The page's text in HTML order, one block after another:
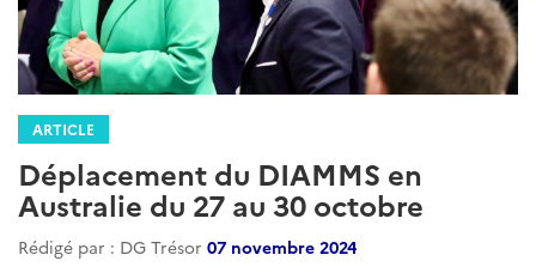
ARTICLE
Déplacement du DIAMMS en
Australie du 27 au 30 octobre
Rédigé par : DG Trésor 07 novembre 2024